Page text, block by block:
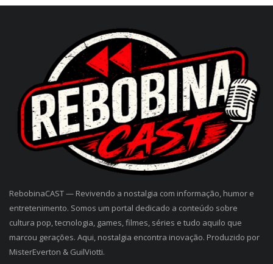
RebobinaCAST — Revivendo a nostalgia com informação, humor e
entretenimento. Somos um portal dedicado a conteúdo sobre
cultura pop, tecnologia, games, filmes, séries e tudo aquilo que
marcou gerações. Aqui, nostalgia encontra inovação. Produzido por
MisterEverton & GuilViotti.